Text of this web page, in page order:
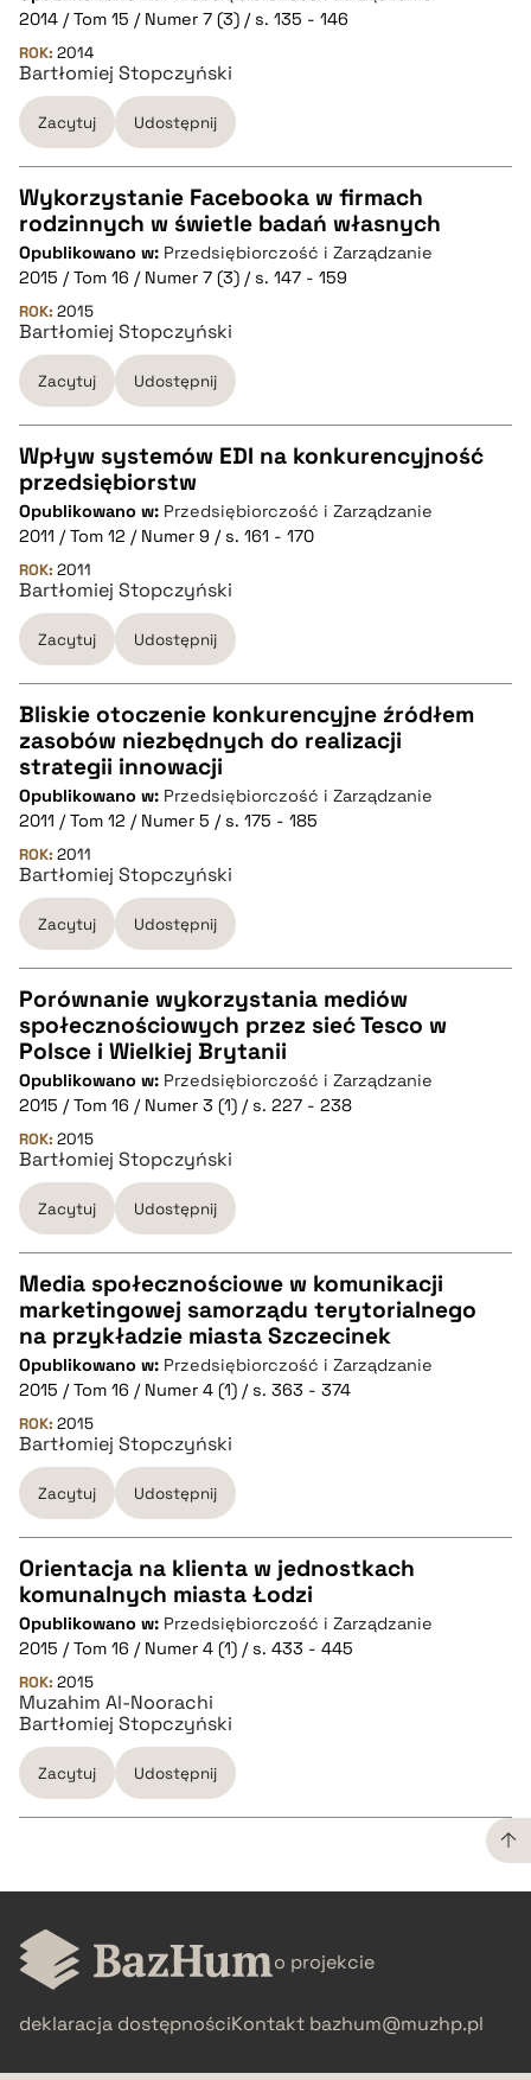
pobierz cytat
BIBTEX
pobierz cytat
2014 / Tom 15 / Numer 7 (3) / s. 135 - 146
ROK: 2014
Bartłomiej Stopczyński
Zacytuj Udostępnij
CZYSTY TEKST
pobierz cytat
BIBTEX
pobierz cytat
Wykorzystanie Facebooka w firmach
rodzinnych w świetle badań własnych
Opublikowano w: Przedsiębiorczość i Zarządzanie
2015 / Tom 16 / Numer 7 (3) / s. 147 - 159
ROK: 2015
Bartłomiej Stopczyński
Zacytuj Udostępnij
CZYSTY TEKST
pobierz cytat
BIBTEX
pobierz cytat
Wpływ systemów EDI na konkurencyjność
przedsiębiorstw
Opublikowano w: Przedsiębiorczość i Zarządzanie
2011 / Tom 12 / Numer 9 / s. 161 - 170
ROK: 2011
Bartłomiej Stopczyński
Zacytuj Udostępnij
CZYSTY TEKST
pobierz cytat
BIBTEX
pobierz cytat
Bliskie otoczenie konkurencyjne źródłem
zasobów niezbędnych do realizacji
strategii innowacji
Opublikowano w: Przedsiębiorczość i Zarządzanie
2011 / Tom 12 / Numer 5 / s. 175 - 185
ROK: 2011
Bartłomiej Stopczyński
Zacytuj Udostępnij
CZYSTY TEKST
pobierz cytat
BIBTEX
pobierz cytat
Porównanie wykorzystania mediów
społecznościowych przez sieć Tesco w
Polsce i Wielkiej Brytanii
Opublikowano w: Przedsiębiorczość i Zarządzanie
2015 / Tom 16 / Numer 3 (1) / s. 227 - 238
ROK: 2015
Bartłomiej Stopczyński
Zacytuj Udostępnij
CZYSTY TEKST
pobierz cytat
BIBTEX
pobierz cytat
Media społecznościowe w komunikacji
marketingowej samorządu terytorialnego
na przykładzie miasta Szczecinek
Opublikowano w: Przedsiębiorczość i Zarządzanie
2015 / Tom 16 / Numer 4 (1) / s. 363 - 374
ROK: 2015
Bartłomiej Stopczyński
Zacytuj Udostępnij
CZYSTY TEKST
pobierz cytat
BIBTEX
pobierz cytat
Orientacja na klienta w jednostkach
komunalnych miasta Łodzi
Opublikowano w: Przedsiębiorczość i Zarządzanie
2015 / Tom 16 / Numer 4 (1) / s. 433 - 445
ROK: 2015
Muzahim Al-Noorachi
Bartłomiej Stopczyński
Zacytuj Udostępnij
CZYSTY TEKST
pobierz cytat
BIBTEX
o projekcie
deklaracja dostępnościKontakt bazhum@muzhp.pl